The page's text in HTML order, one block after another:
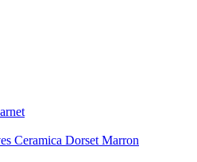
Ceramica Dorset Marron